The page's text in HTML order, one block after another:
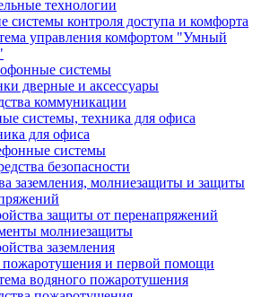
технологии
системы контроля доступа и комфорта
управления комфортом "Умный
системы
дверные и аксессуары
коммуникации
системы, техника для офиса
для офиса
системы
безопасности
заземления, молниезащиты и защиты
защиты от перенапряжений
молниезащиты
заземления
пожаротушения и первой помощи
водяного пожаротушения